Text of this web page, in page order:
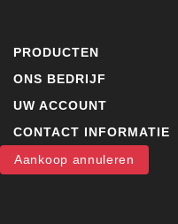
PRODUCTEN
ONS BEDRIJF
UW ACCOUNT
CONTACT INFORMATIE
Aankoop annuleren